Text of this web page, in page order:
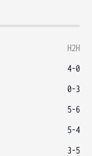
H2H
4-0
0-3
5-6
5-4
3-5